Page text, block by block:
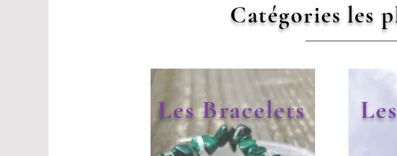
Catégories les
Les Bracelets